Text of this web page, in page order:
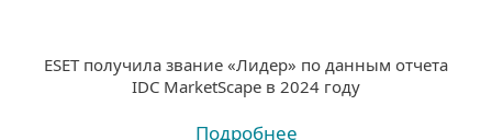
ESET получила звание «Лидер» по данным отчета
IDC MarketScape в 2024 году
Подробнее